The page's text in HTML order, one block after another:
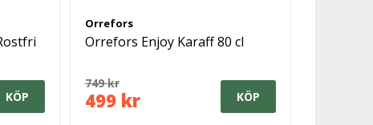
KÖP
Orrefors
Orrefors Enjoy Karaff 80 cl
749 kr
499 kr KÖP